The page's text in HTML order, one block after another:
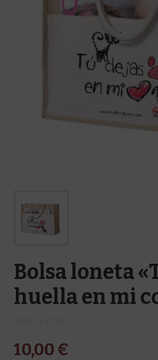
Bolsa loneta
huella en mi
10,00 €